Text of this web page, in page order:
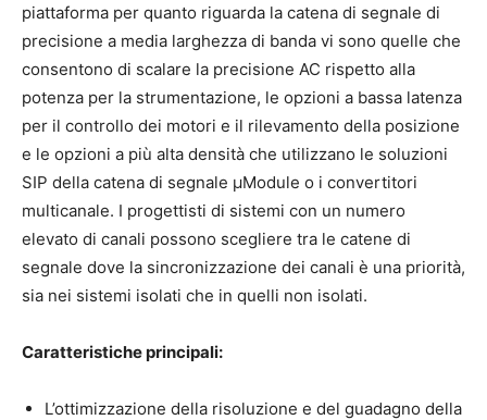
piattaforma per quanto riguarda la catena di segnale di
precisione a media larghezza di banda vi sono quelle che
consentono di scalare la precisione AC rispetto alla
potenza per la strumentazione, le opzioni a bassa latenza
per il controllo dei motori e il rilevamento della posizione
e le opzioni a più alta densità che utilizzano le soluzioni
SIP della catena di segnale µModule o i convertitori
multicanale. I progettisti di sistemi con un numero
elevato di canali possono scegliere tra le catene di
segnale dove la sincronizzazione dei canali è una priorità,
sia nei sistemi isolati che in quelli non isolati.
Caratteristiche principali:
L’ottimizzazione della risoluzione e del guadagno della